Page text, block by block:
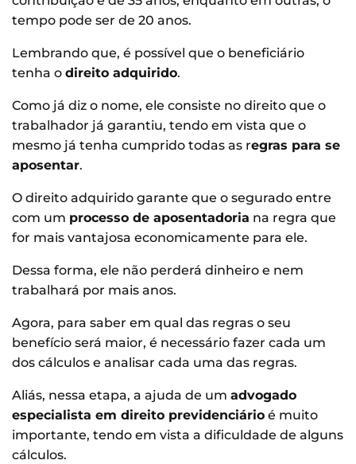
tempo pode ser de 20 anos.
Lembrando que, é possível que o beneficiário
tenha o direito adquirido.
Como já diz o nome, ele consiste no direito que o
trabalhador já garantiu, tendo em vista que o
mesmo já tenha cumprido todas as regras para se
aposentar.
O direito adquirido garante que o segurado entre
com um processo de aposentadoria na regra que
for mais vantajosa economicamente para ele.
Dessa forma, ele não perderá dinheiro e nem
trabalhará por mais anos.
Agora, para saber em qual das regras o seu
benefício será maior, é necessário fazer cada um
dos cálculos e analisar cada uma das regras.
Aliás, nessa etapa, a ajuda de um advogado
especialista em direito previdenciário é muito
importante, tendo em vista a dificuldade de alguns
cálculos.